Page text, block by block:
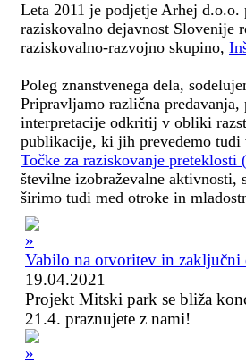
Leta 2011 je podjetje Arhej
raziskovalno dejavnost Slovenije
raziskovalno-razvojno skupino,
Poleg znanstvenega dela,
Pripravljamo različna predavanja,
interpretacije odkritij v obliki
publikacije, ki jih prevedemo
Točke za raziskovanje preteklosti
številne izobraževalne aktivnosti,
širimo tudi med otroke in
Vabilo na otvoritev in zaključni
19.04.2021
Projekt Mitski park se bliža
21.4. praznujete z nami!